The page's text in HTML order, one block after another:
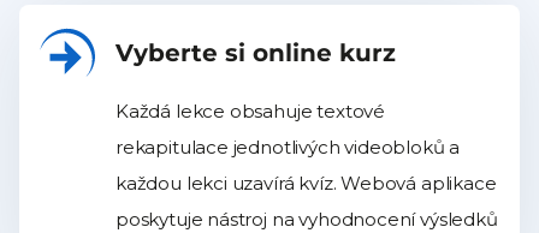
Vyberte si online kurz
Každá lekce obsahuje textové
rekapitulace jednotlivých videobloků a
každou lekci uzavírá kvíz. Webová aplikace
poskytuje nástroj na vyhodnocení výsledků